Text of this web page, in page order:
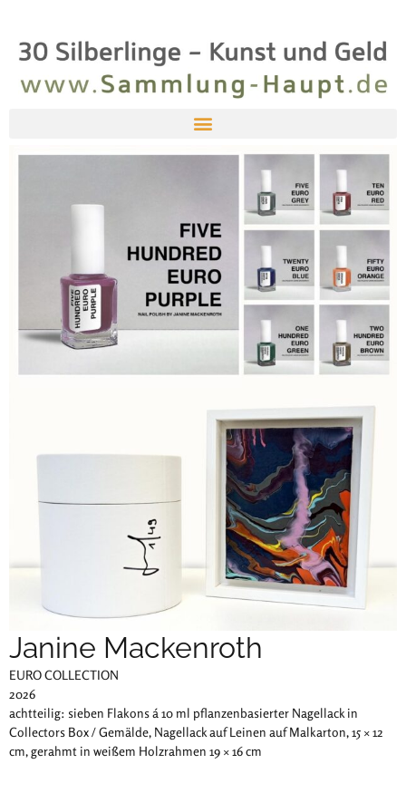
Janine Mackenroth
EURO COLLECTION
2026
achtteilig: sieben Flakons á 10 ml pflanzenbasierter Nagellack in
Collectors Box / Gemälde, Nagellack auf Leinen auf Malkarton, 15 × 12
cm, gerahmt in weißem Holzrahmen 19 × 16 cm